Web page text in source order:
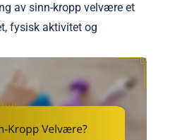
av sinn-kropp velvære et
fysisk aktivitet og